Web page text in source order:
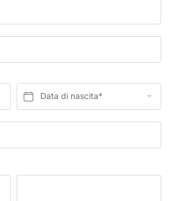
Data di nascita*